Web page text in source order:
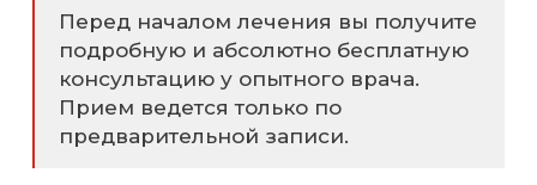
Перед началом лечения вы получите
подробную и абсолютно бесплатную
консультацию у опытного врача.
Прием ведется только по
предварительной записи.